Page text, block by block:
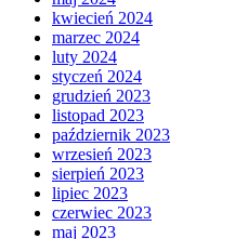
kwiecień 2024
marzec 2024
luty 2024
styczeń 2024
grudzień 2023
listopad 2023
październik 2023
wrzesień 2023
sierpień 2023
lipiec 2023
czerwiec 2023
maj 2023